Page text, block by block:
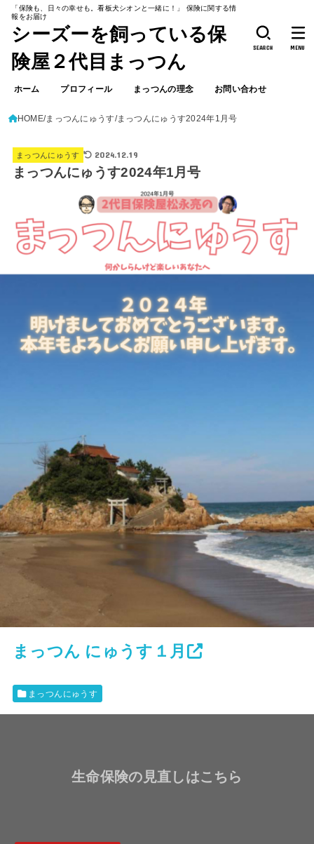
「保険も、日々の幸せも。看板犬シオンと一緒に！」 保険に関する情
報をお届け
シーズーを飼っている保
険屋２代目まっつん
ホーム プロフィール まっつんの理念 お問い合わせ
SEARCH MENU
HOME まっつんにゅうす まっつんにゅうす2024年1月号
まっつんにゅうす 2024.12.19
まっつんにゅうす2024年1月号
まっつん にゅうす１月
まっつんにゅうす
生命保険の見直しはこちら